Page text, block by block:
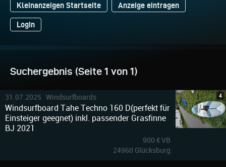
Kleinanzeigen Startseite Anzeige eintragen
Login
Suchergebnis (Seite 1 von 1)
31.07.2025 Windsurfboards
Windsurfboard Tahe Techno 160 D(perfekt für
Einsteiger geegnet) inkl. passender Grasfinne
BJ 2021
900 € VB
24960 Glücksburg
4